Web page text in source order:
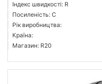
Індекс швидкості: R
Посиленість: C
Рік виробництва:
Країна:
Магазин: R20